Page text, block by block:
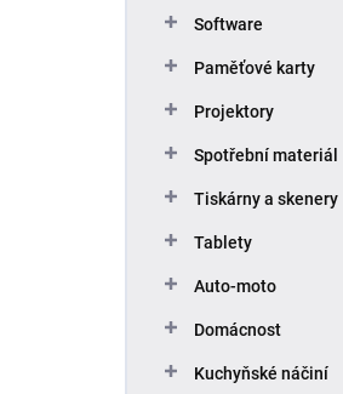
Software
Paměťové karty
Projektory
Spotřební materiál
Tiskárny a skenery
Tablety
Auto-moto
Domácnost
Kuchyňské náčiní